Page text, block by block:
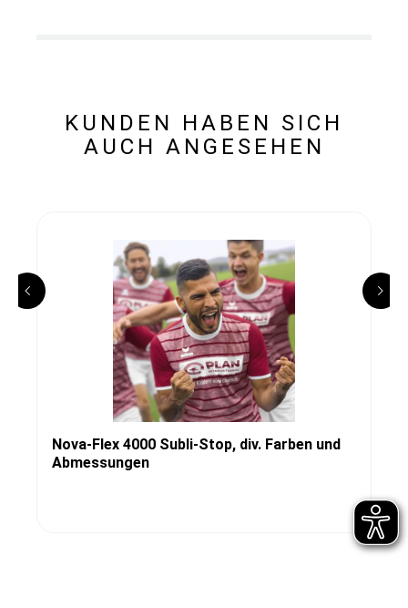
KUNDEN HABEN SICH
AUCH ANGESEHEN
Nova-Flex 4000 Subli-Stop, div. Farben und
Abmessungen